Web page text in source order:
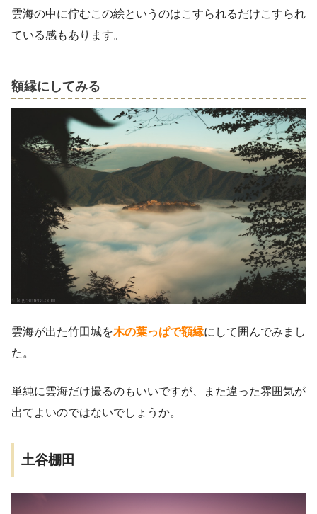
雲海の中に佇むこの絵というのはこすられるだけこすられ
ている感もあります。
額縁にしてみる
雲海が出た竹田城を木の葉っぱで額縁にして囲んでみまし
た。
単純に雲海だけ撮るのもいいですが、また違った雰囲気が
出てよいのではないでしょうか。
土谷棚田